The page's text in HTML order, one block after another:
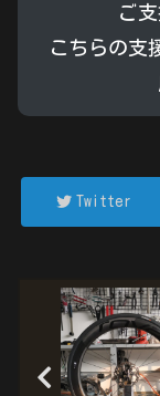
ご
こちらの支
Twitter